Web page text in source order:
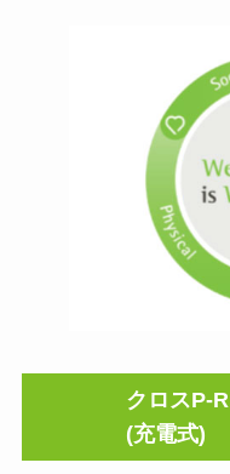
クロスP-R
(充電式)